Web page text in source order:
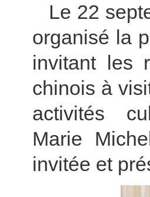
Le 22
organisé la
invitant les
chinois à
activités
Marie
invitée et